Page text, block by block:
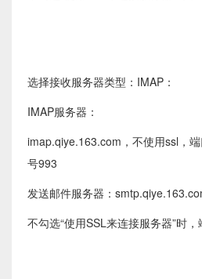
选择接收服务器类型：IMAP：
IMAP服务器：
imap.qiye.163.com，不使用ssl，
号993
发送邮件服务器：
不勾选“使用SSL来连接服务器”时